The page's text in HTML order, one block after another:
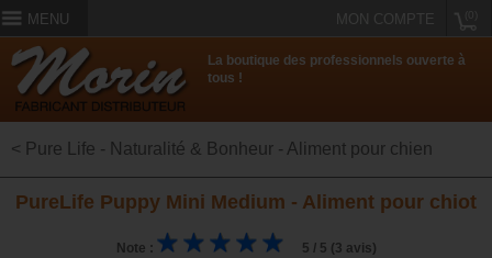
MENU MON COMPTE
La boutique des professionnels ouverte à
tous !
< Pure Life - Naturalité & Bonheur - Aliment pour chien
PureLife Puppy Mini Medium - Aliment pour chiot
Note : 5 / 5 (3 avis)